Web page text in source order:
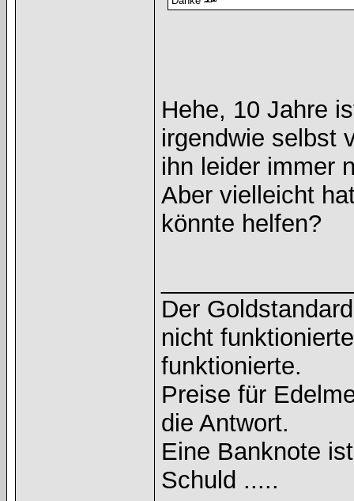
Hehe, 10 Jahre
irgendwie selbst
ihn leider immer
Aber vielleicht
könnte helfen?
Der
nicht
funktionierte.
Preise für
die Antwort.
Eine Banknote
Schuld .....